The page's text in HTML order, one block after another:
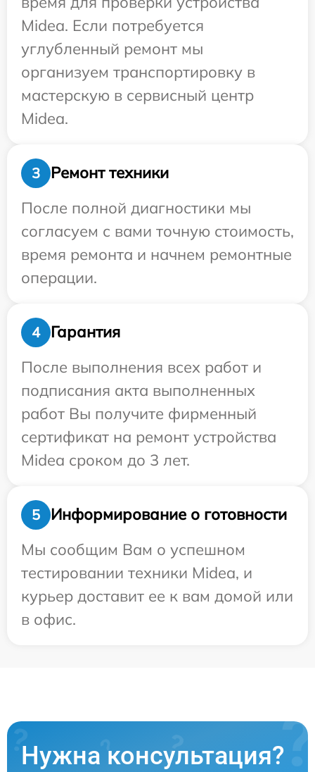
Midea. Если потребуется
углубленный ремонт мы
организуем транспортировку в
мастерскую в сервисный центр
Midea.
3
Ремонт техники
После полной диагностики мы
согласуем с вами точную стоимость,
время ремонта и начнем ремонтные
операции.
4
Гарантия
После выполнения всех работ и
подписания акта выполненных
работ Вы получите фирменный
сертификат на ремонт устройства
Midea сроком до 3 лет.
5
Информирование о готовности
Мы сообщим Вам о успешном
тестировании техники Midea, и
курьер доставит ее к вам домой или
в офис.
Нужна консультация?